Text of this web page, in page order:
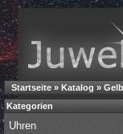
Startseite » Katalog »
Kategorien
Uhren